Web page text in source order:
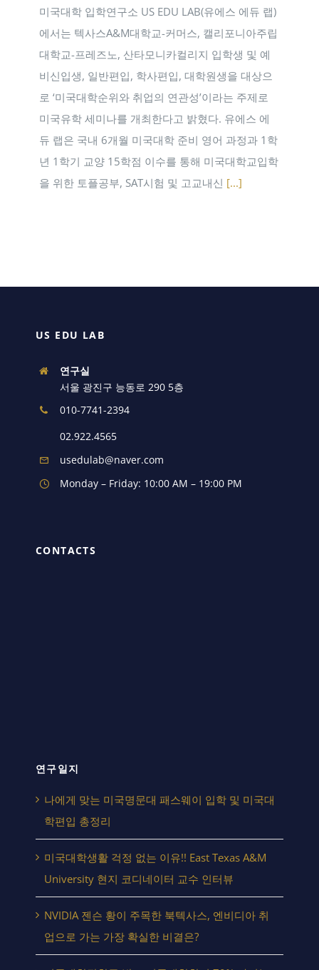
미국대학 입학연구소 US EDU LAB(유에스 에듀 랩)
에서는 텍사스A&M대학교-커머스, 캘리포니아주립
대학교-프레즈노, 산타모니카컬리지 입학생 및 예
비신입생, 일반편입, 학사편입, 대학원생을 대상으
로 ‘미국대학순위와 취업의 연관성’이라는 주제로
미국유학 세미나를 개최한다고 밝혔다. 유에스 에
듀 랩은 국내 6개월 미국대학 준비 영어 과정과 1학
년 1학기 교양 15학점 이수를 통해 미국대학교입학
을 위한 토플공부, SAT시험 및 고교내신 [...]
US EDU LAB
연구실
서울 광진구 능동로 290 5층
010-7741-2394
02.922.4565
usedulab@naver.com
Monday – Friday: 10:00 AM – 19:00 PM
CONTACTS
연구일지
나에게 맞는 미국명문대 패스웨이 입학 및 미국대
학편입 총정리
미국대학생활 걱정 없는 이유!! East Texas A&M
University 현지 코디네이터 교수 인터뷰
NVIDIA 젠슨 황이 주목한 북텍사스, 엔비디아 취
업으로 가는 가장 확실한 비결은?